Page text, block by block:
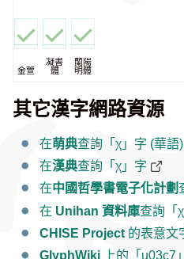
金萱
凝書
體
蘭陽
明體
其它漢字網路資源
在萌典查詢「χ」字 (華語)
在漢典查詢「χ」字
在中國哲學書電子化計劃
在 Unihan 資料庫查詢「
CHISE Project 的表意文
GlyphWiki 上的「u03c7」